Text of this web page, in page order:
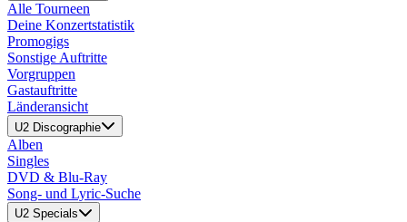
Alle Tourneen
Deine Konzertstatistik
Promogigs
Sonstige Auftritte
Vorgruppen
Gastauftritte
Länderansicht
U2 Discographie
Alben
Singles
DVD & Blu-Ray
Song- und Lyric-Suche
U2 Specials